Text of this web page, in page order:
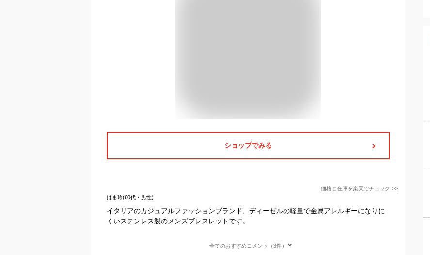
ショップでみる
価格と在庫を楽天でチェック >>
はま玲(60代・男性)
イタリアのカジュアルファッションブランド、ディーゼルの軽量で金属アレルギーになりに
くいステンレス製のメンズブレスレットです。
全てのおすすめコメント（3件）